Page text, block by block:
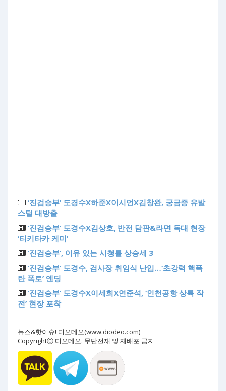
‘진검승부’ 도경수X하준X이시언X김창완, 궁금증 유발
스틸 대방출
‘진검승부’ 도경수X김상호, 반전 담판&라면 독대 현장
‘티키타카 케미’
‘진검승부’, 이유 있는 시청률 상승세 3
‘진검승부’ 도경수, 검사장 취임식 난입…‘초강력 핵폭
탄 폭로’ 엔딩
‘진검승부’ 도경수X이세희X연준석, ‘인천공항 상륙 작
전’ 현장 포착
뉴스&핫이슈! 디오데오(www.diodeo.com)
Copyrightⓒ 디오데오. 무단전재 및 재배포 금지